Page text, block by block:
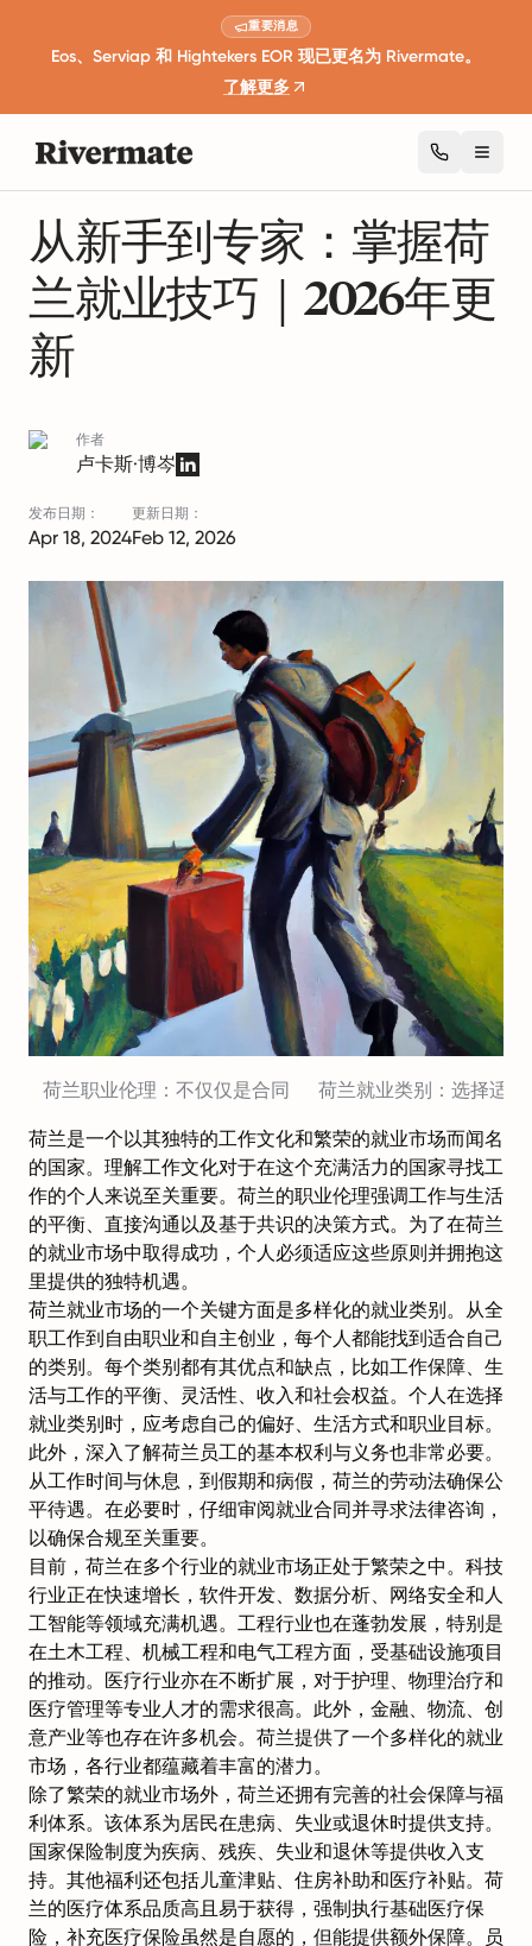
重要消息
Eos、Serviap 和 Hightekers EOR 现已更名为 Rivermate。
了解更多
从新手到专家：掌握荷
兰就业技巧｜2026年更
新
作者
卢卡斯·博岑
发布日期：
Apr 18, 2024
更新日期：
Feb 12, 2026
荷兰职业伦理：不仅仅是合同 荷兰就业类别：选择适
荷兰是一个以其独特的工作文化和繁荣的就业市场而闻名
的国家。理解工作文化对于在这个充满活力的国家寻找工
作的个人来说至关重要。荷兰的职业伦理强调工作与生活
的平衡、直接沟通以及基于共识的决策方式。为了在荷兰
的就业市场中取得成功，个人必须适应这些原则并拥抱这
里提供的独特机遇。
荷兰就业市场的一个关键方面是多样化的就业类别。从全
职工作到自由职业和自主创业，每个人都能找到适合自己
的类别。每个类别都有其优点和缺点，比如工作保障、生
活与工作的平衡、灵活性、收入和社会权益。个人在选择
就业类别时，应考虑自己的偏好、生活方式和职业目标。
此外，深入了解荷兰员工的基本权利与义务也非常必要。
从工作时间与休息，到假期和病假，荷兰的劳动法确保公
平待遇。在必要时，仔细审阅就业合同并寻求法律咨询，
以确保合规至关重要。
目前，荷兰在多个行业的就业市场正处于繁荣之中。科技
行业正在快速增长，软件开发、数据分析、网络安全和人
工智能等领域充满机遇。工程行业也在蓬勃发展，特别是
在土木工程、机械工程和电气工程方面，受基础设施项目
的推动。医疗行业亦在不断扩展，对于护理、物理治疗和
医疗管理等专业人才的需求很高。此外，金融、物流、创
意产业等也存在许多机会。荷兰提供了一个多样化的就业
市场，各行业都蕴藏着丰富的潜力。
除了繁荣的就业市场外，荷兰还拥有完善的社会保障与福
利体系。该体系为居民在患病、失业或退休时提供支持。
国家保险制度为疾病、残疾、失业和退休等提供收入支
持。其他福利还包括儿童津贴、住房补助和医疗补贴。荷
兰的医疗体系品质高且易于获得，强制执行基础医疗保
险，补充医疗保险虽然是自愿的，但能提供额外保障。员